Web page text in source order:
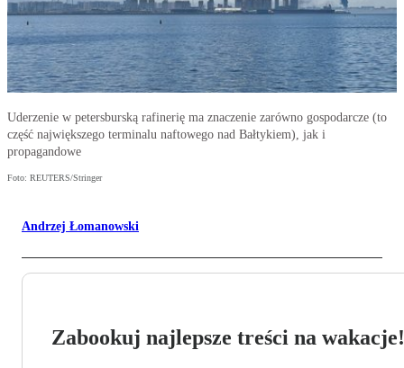
Uderzenie w petersburską rafinerię ma znaczenie zarówno gospodarcze (to
część największego terminalu naftowego nad Bałtykiem), jak i
propagandowe
Foto: REUTERS/Stringer
Andrzej Łomanowski
Zabookuj najlepsze treści na wakacje!